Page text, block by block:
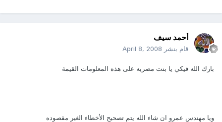
أحمد سيف
قام بنشر April 8, 2008
بارك الله فيكي يا بنت مصريه على هذه المعلومات القيمة
ويا مهندس عمرو ان شاء الله يتم تصحيح الأخطاء الغير مقصوده